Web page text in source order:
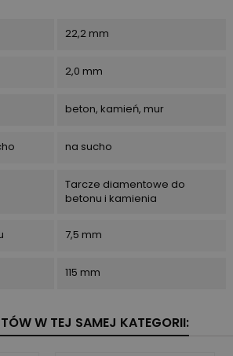
22,2 mm
2,0 mm
beton, kamień, mur
na sucho
Tarcze diamentowe do
betonu i kamienia
7,5 mm
115 mm
W TEJ SAMEJ KATEGORII: